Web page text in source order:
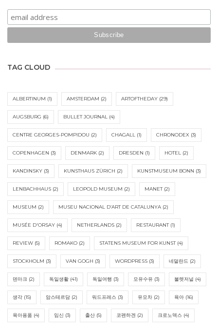
TAG CLOUD
ALBERTINUM (1) AMSTERDAM (2) ARTOFTHEDAY (29)
AUGSBURG (6) BULLET JOURNAL (4)
CENTRE GEORGES-POMPIDOU (2) CHAGALL (1) CHRONODEX (3)
COPENHAGEN (3) DENMARK (2) DRESDEN (1) HOTEL (2)
KANDINSKY (3) KUNSTHAUS ZÜRICH (2) KUNSTMUSEUM BONN (3)
LENBACHHAUS (2) LEOPOLD MUSEUM (2) MANET(2)
MUSEUM (2) MUSEU NACIONAL D’ART DE CATALUNYA (2)
MUSÉE D'ORSAY (4) NETHERLANDS (2) RESTAURANT(1)
REVIEW (5) ROMAKO (2) STATENS MUSEUM FOR KUNST(4)
STOCKHOLM (3) VAN GOGH (3) WORDPRESS (3) 네덜란드 (2)
덴마크 (2) 독일생활 (41) 독일여행 (3) 모유수유 (3) 불렛저널 (4)
생각 (15) 암스테르담 (2) 워드프레스 (3) 유모차 (2) 육아 (16)
육아용품 (4) 임신 (3) 출산 (5) 코펜하겐 (2) 크로노덱스 (4)